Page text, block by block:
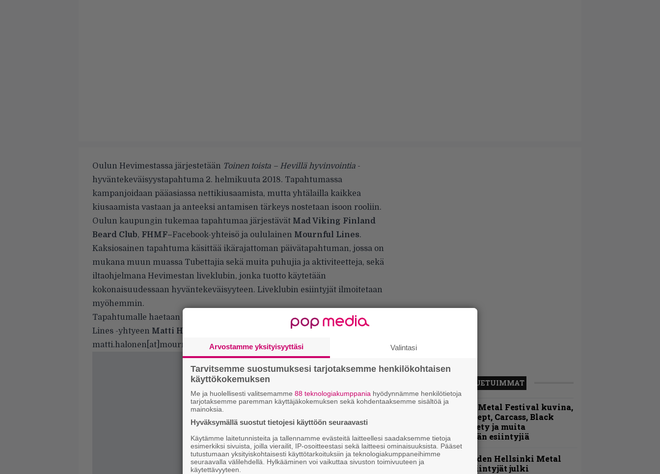
Oulun Hevimestassa järjestetään Toinen toista – Hevillä hyvinvointia -
hyväntekeväisyystapahtuma 2. helmikuuta 2018. Tapahtumassa
kampanjoidaan pääasiassa nettikiusaamista, mutta yhtälailla kaikkea
kiusaamista vastaan ja anteeksi antamisen tärkeys nostetaan isoon rooliin.
Oulun kaupungin tukemaa tapahtumaa järjestävät Mad Viking Finland
Beard Club, FHMF–Facebook-yhteisö ja oululainen Mournful Lines.
Kaksiosainen tapahtuma käsittää ikärajattoman päivätapahtuman, jossa on
mukana muun muassa Tubettajia sekä muita puhujia ja aktiviteetteja, sekä
iltaohjelmana Hevimestan liveklubin, jonka tuotto käytetään
kokonaisuudessaan hyväntekeväisyyteen. Liveklubin esiintyjät ilmoitetaan
myöhemmin.
Tapahtumalle haetaan nyt sponsoreita ja tukijoita. Lisätietoa antaa Mournful
Lines -yhtyeen Matti Halonen
puhelimitse (040 6351 010) tai sähköpostitse
matti.halonen[at]mournfullines.com.
LUETUIMMAT
Hellsinki Metal Festival kuvina,
osa 1 – Accept, Carcass, Black
Label Society ja muita
avauspäivän esiintyjiä
Loppuvuoden Hellsinki Metal
Cruisen esiintyjät julki
Arvostamme yksityisyyttäsi Valintasi
Tarvitsemme suostumuksesi tarjotaksemme henkilökohtaisen
käyttökokemuksen
Me ja huolellisesti valitsemamme 88 teknologiakumppania hyödynnämme henkilötietoja
tarjotaksemme paremman käyttäjäkokemuksen sekä kohdentaaksemme sisältöä ja
mainoksia.
Hyväksymällä suostut tietojesi käyttöön seuraavasti
Käytämme laitetunnisteita ja tallennamme evästeitä laitteellesi saadaksemme tietoja
esimerkiksi sivuista, joilla vierailit, IP-osoitteestasi sekä laitteesi ominaisuuksista. Pääset
tutustumaan yksityiskohtaisesti käyttötarkoituksiin ja teknologiakumppaneihimme
seuraavalla välilehdellä. Hylkääminen voi vaikuttaa sivuston toimivuuteen ja
käytettävyyteen.